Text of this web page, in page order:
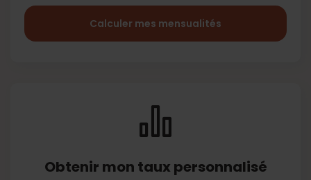
Calculer mes mensualités
Obtenir mon taux personnalisé